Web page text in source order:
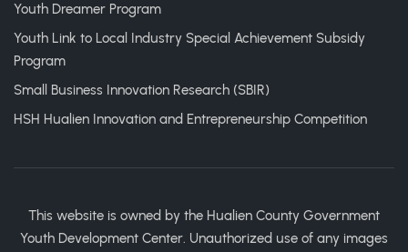
Youth Dreamer Program
Youth Link to Local Industry Special Achievement Subsidy
Program
Small Business Innovation Research (SBIR)
HSH Hualien Innovation and Entrepreneurship Competition
This website is owned by the Hualien County Government
Youth Development Center. Unauthorized use of any images